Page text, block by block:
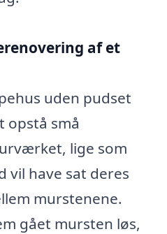
af et
uden pudset
opstå små
lige som
vil have sat deres
murstenene.
gået mursten løs,